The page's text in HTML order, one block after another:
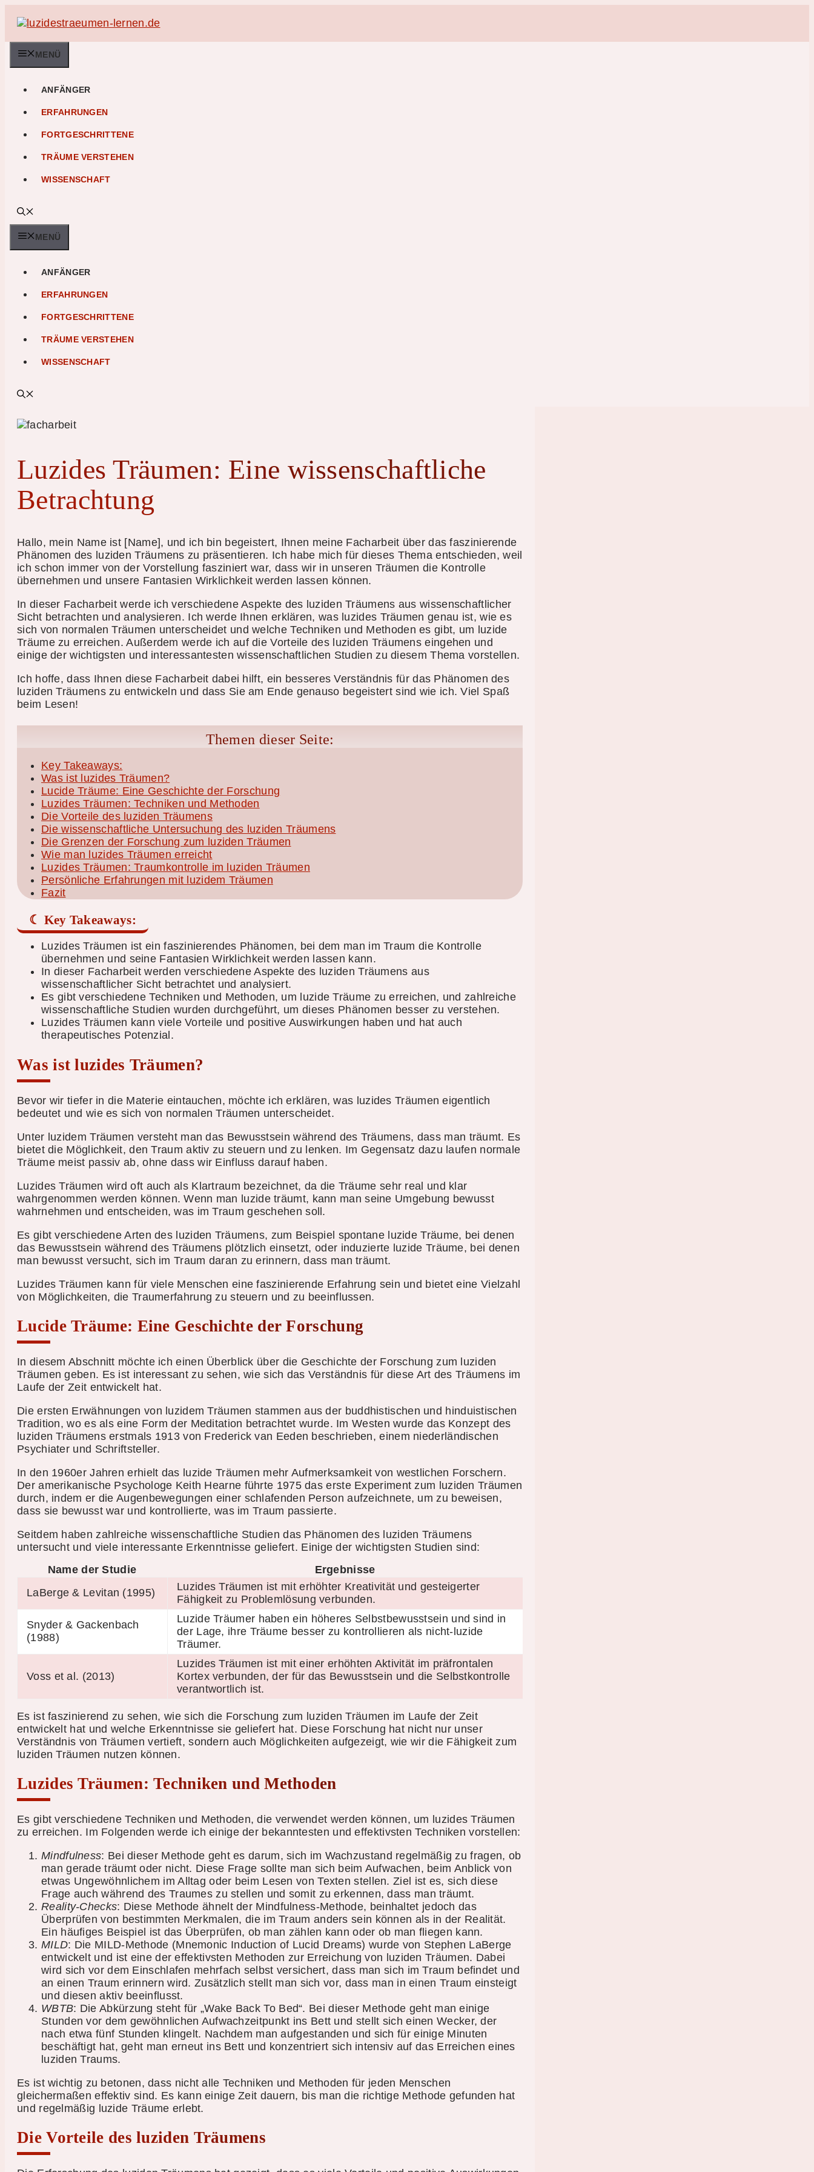
Inhalt
MENÜ
ANFÄNGER
ERFAHRUNGEN
FORTGESCHRITTENE
TRÄUME VERSTEHEN
WISSENSCHAFT
MENÜ
ANFÄNGER
ERFAHRUNGEN
FORTGESCHRITTENE
TRÄUME VERSTEHEN
WISSENSCHAFT
Luzides Träumen: Eine wissenschaftliche
Betrachtung
Hallo, mein Name ist [Name], und ich bin begeistert, Ihnen meine Facharbeit über das faszinierende
Phänomen des luziden Träumens zu präsentieren. Ich habe mich für dieses Thema entschieden, weil
ich schon immer von der Vorstellung fasziniert war, dass wir in unseren Träumen die Kontrolle
übernehmen und unsere Fantasien Wirklichkeit werden lassen können.
In dieser Facharbeit werde ich verschiedene Aspekte des luziden Träumens aus wissenschaftlicher
Sicht betrachten und analysieren. Ich werde Ihnen erklären, was luzides Träumen genau ist, wie es
sich von normalen Träumen unterscheidet und welche Techniken und Methoden es gibt, um luzide
Träume zu erreichen. Außerdem werde ich auf die Vorteile des luziden Träumens eingehen und
einige der wichtigsten und interessantesten wissenschaftlichen Studien zu diesem Thema vorstellen.
Ich hoffe, dass Ihnen diese Facharbeit dabei hilft, ein besseres Verständnis für das Phänomen des
luziden Träumens zu entwickeln und dass Sie am Ende genauso begeistert sind wie ich. Viel Spaß
beim Lesen!
Themen dieser Seite:
Key Takeaways:
Was ist luzides Träumen?
Lucide Träume: Eine Geschichte der Forschung
Luzides Träumen: Techniken und Methoden
Die Vorteile des luziden Träumens
Die wissenschaftliche Untersuchung des luziden Träumens
Die Grenzen der Forschung zum luziden Träumen
Wie man luzides Träumen erreicht
Luzides Träumen: Traumkontrolle im luziden Träumen
Persönliche Erfahrungen mit luzidem Träumen
Fazit
Key Takeaways:
Luzides Träumen ist ein faszinierendes Phänomen, bei dem man im Traum die Kontrolle
übernehmen und seine Fantasien Wirklichkeit werden lassen kann.
In dieser Facharbeit werden verschiedene Aspekte des luziden Träumens aus
wissenschaftlicher Sicht betrachtet und analysiert.
Es gibt verschiedene Techniken und Methoden, um luzide Träume zu erreichen, und zahlreiche
wissenschaftliche Studien wurden durchgeführt, um dieses Phänomen besser zu verstehen.
Luzides Träumen kann viele Vorteile und positive Auswirkungen haben und hat auch
therapeutisches Potenzial.
Was ist luzides Träumen?
Bevor wir tiefer in die Materie eintauchen, möchte ich erklären, was luzides Träumen eigentlich
bedeutet und wie es sich von normalen Träumen unterscheidet.
Unter luzidem Träumen versteht man das Bewusstsein während des Träumens, dass man träumt. Es
bietet die Möglichkeit, den Traum aktiv zu steuern und zu lenken. Im Gegensatz dazu laufen normale
Träume meist passiv ab, ohne dass wir Einfluss darauf haben.
Luzides Träumen wird oft auch als Klartraum bezeichnet, da die Träume sehr real und klar
wahrgenommen werden können. Wenn man luzide träumt, kann man seine Umgebung bewusst
wahrnehmen und entscheiden, was im Traum geschehen soll.
Es gibt verschiedene Arten des luziden Träumens, zum Beispiel spontane luzide Träume, bei denen
das Bewusstsein während des Träumens plötzlich einsetzt, oder induzierte luzide Träume, bei denen
man bewusst versucht, sich im Traum daran zu erinnern, dass man träumt.
Luzides Träumen kann für viele Menschen eine faszinierende Erfahrung sein und bietet eine Vielzahl
von Möglichkeiten, die Traumerfahrung zu steuern und zu beeinflussen.
Lucide Träume: Eine Geschichte der Forschung
In diesem Abschnitt möchte ich einen Überblick über die Geschichte der Forschung zum luziden
Träumen geben. Es ist interessant zu sehen, wie sich das Verständnis für diese Art des Träumens im
Laufe der Zeit entwickelt hat.
Die ersten Erwähnungen von luzidem Träumen stammen aus der buddhistischen und hinduistischen
Tradition, wo es als eine Form der Meditation betrachtet wurde. Im Westen wurde das Konzept des
luziden Träumens erstmals 1913 von Frederick van Eeden beschrieben, einem niederländischen
Psychiater und Schriftsteller.
In den 1960er Jahren erhielt das luzide Träumen mehr Aufmerksamkeit von westlichen Forschern.
Der amerikanische Psychologe Keith Hearne führte 1975 das erste Experiment zum luziden Träumen
durch, indem er die Augenbewegungen einer schlafenden Person aufzeichnete, um zu beweisen,
dass sie bewusst war und kontrollierte, was im Traum passierte.
Seitdem haben zahlreiche wissenschaftliche Studien das Phänomen des luziden Träumens
untersucht und viele interessante Erkenntnisse geliefert. Einige der wichtigsten Studien sind:
Name der Studie
Ergebnisse
LaBerge & Levitan (1995)
Luzides Träumen ist mit erhöhter Kreativität und gesteigerter
Fähigkeit zu Problemlösung verbunden.
Snyder & Gackenbach
(1988)
Luzide Träumer haben ein höheres Selbstbewusstsein und sind in
der Lage, ihre Träume besser zu kontrollieren als nicht-luzide
Träumer.
Voss et al. (2013)
Luzides Träumen ist mit einer erhöhten Aktivität im präfrontalen
Kortex verbunden, der für das Bewusstsein und die Selbstkontrolle
verantwortlich ist.
Es ist faszinierend zu sehen, wie sich die Forschung zum luziden Träumen im Laufe der Zeit
entwickelt hat und welche Erkenntnisse sie geliefert hat. Diese Forschung hat nicht nur unser
Verständnis von Träumen vertieft, sondern auch Möglichkeiten aufgezeigt, wie wir die Fähigkeit zum
luziden Träumen nutzen können.
Luzides Träumen: Techniken und Methoden
Es gibt verschiedene Techniken und Methoden, die verwendet werden können, um luzides Träumen
zu erreichen. Im Folgenden werde ich einige der bekanntesten und effektivsten Techniken vorstellen:
Mindfulness: Bei dieser Methode geht es darum, sich im Wachzustand regelmäßig zu fragen, ob
man gerade träumt oder nicht. Diese Frage sollte man sich beim Aufwachen, beim Anblick von
etwas Ungewöhnlichem im Alltag oder beim Lesen von Texten stellen. Ziel ist es, sich diese
Frage auch während des Traumes zu stellen und somit zu erkennen, dass man träumt.
Reality-Checks: Diese Methode ähnelt der Mindfulness-Methode, beinhaltet jedoch das
Überprüfen von bestimmten Merkmalen, die im Traum anders sein können als in der Realität.
Ein häufiges Beispiel ist das Überprüfen, ob man zählen kann oder ob man fliegen kann.
MILD: Die MILD-Methode (Mnemonic Induction of Lucid Dreams) wurde von Stephen LaBerge
entwickelt und ist eine der effektivsten Methoden zur Erreichung von luziden Träumen. Dabei
wird sich vor dem Einschlafen mehrfach selbst versichert, dass man sich im Traum befindet und
an einen Traum erinnern wird. Zusätzlich stellt man sich vor, dass man in einen Traum einsteigt
und diesen aktiv beeinflusst.
WBTB: Die Abkürzung steht für „Wake Back To Bed“. Bei dieser Methode geht man einige
Stunden vor dem gewöhnlichen Aufwachzeitpunkt ins Bett und stellt sich einen Wecker, der
nach etwa fünf Stunden klingelt. Nachdem man aufgestanden und sich für einige Minuten
beschäftigt hat, geht man erneut ins Bett und konzentriert sich intensiv auf das Erreichen eines
luziden Traums.
Es ist wichtig zu betonen, dass nicht alle Techniken und Methoden für jeden Menschen
gleichermaßen effektiv sind. Es kann einige Zeit dauern, bis man die richtige Methode gefunden hat
und regelmäßig luzide Träume erlebt.
Die Vorteile des luziden Träumens